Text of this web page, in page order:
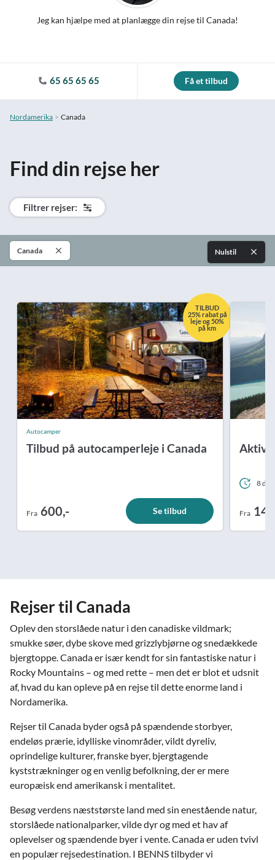
Jeg kan hjælpe med at planlægge din rejse til Canada!
65 65 65 65 Få et tilbud
Nordamerika Canada
Find din rejse her
Filtrer rejser:
Canada Nulstil
TILBUD
25% rabat på
leje og 50%
på km
Autocamper
Tilbud på autocamperleje i Canada
Fra 600,- Se tilbud
Aktiv
8
Fra
Rejser til Canada
Oplev den storslåede natur i den canadiske vildmark;
smukke søer, dybe skove med grizzlybjørne og snedækkede
bjergtoppe. Canada er især kendt for sin fantastiske natur i
Rocky Mountains – og med rette – men det er blot et udsnit
af, hvad du kan opleve på en rejse til dette enorme land i
Nordamerika.
Rejser til Canada byder også på spændende storbyer,
endeløs prærie, idylliske vinområder, vildt dyreliv,
oprindelige kulturer, franske byer, bjergtagende
kyststrækninger og en venlig befolkning, der er mere
europæisk end amerikansk i mentalitet.
Besøg verdens næststørste land med sin enestående natur,
storslåede nationalparker, vilde dyr og med et hav af
oplevelser og spændende byer i vente. Canada er uden tvivl
en populær rejsedestination. I BENNS tilbyder vi